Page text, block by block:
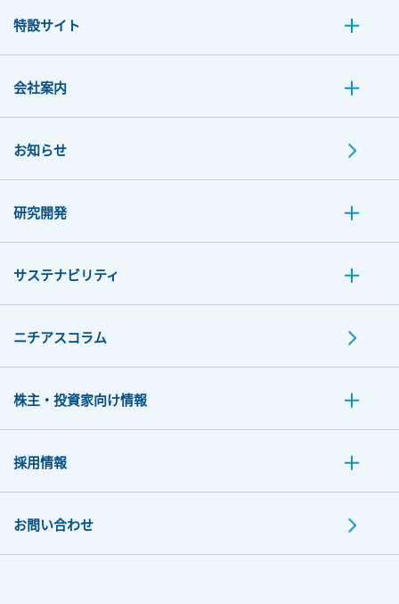
特設サイト
会社案内
お知らせ
研究開発
サステナビリティ
ニチアスコラム
株主・投資家向け情報
採用情報
お問い合わせ